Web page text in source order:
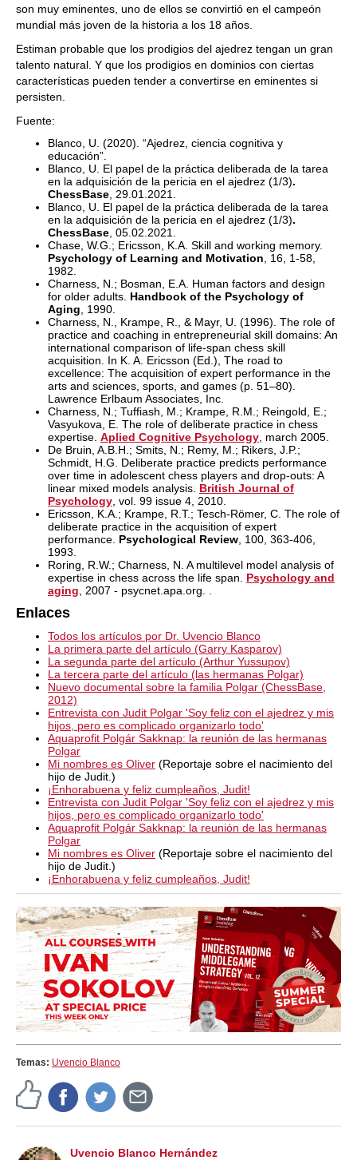
son muy eminentes, uno de ellos se convirtió en el campeón
mundial más joven de la historia a los 18 años.
Estiman probable que los prodigios del ajedrez tengan un gran
talento natural. Y que los prodigios en dominios con ciertas
características pueden tender a convertirse en eminentes si
persisten.
Fuente:
Blanco, U. (2020). “Ajedrez, ciencia cognitiva y
educación”.
Blanco, U. El papel de la práctica deliberada de la tarea
en la adquisición de la pericia en el ajedrez (1/3).
ChessBase , 29.01.2021.
Blanco, U. El papel de la práctica deliberada de la tarea
en la adquisición de la pericia en el ajedrez (1/3).
ChessBase , 05.02.2021.
Chase, W.G.; Ericsson, K.A. Skill and working memory.
Psychology of Learning and Motivation , 16, 1-58,
1982.
Charness, N.; Bosman, E.A. Human factors and design
for older adults. Handbook of the Psychology of
Aging , 1990.
Charness, N., Krampe, R., & Mayr, U. (1996). The role of
practice and coaching in entrepreneurial skill domains: An
international comparison of life-span chess skill
acquisition. In K. A. Ericsson (Ed.), The road to
excellence: The acquisition of expert performance in the
arts and sciences, sports, and games (p. 51–80).
Lawrence Erlbaum Associates, Inc.
Charness, N.; Tuffiash, M.; Krampe, R.M.; Reingold, E.;
Vasyukova, E. The role of deliberate practice in chess
expertise. Aplied Cognitive Psychology , march 2005.
De Bruin, A.B.H.; Smits, N.; Remy, M.; Rikers, J.P.;
Schmidt, H.G. Deliberate practice predicts performance
over time in adolescent chess players and drop‐outs: A
linear mixed models analysis. British Journal of
Psychology , vol. 99 issue 4, 2010.
Ericsson, K.A.; Krampe, R.T.; Tesch-Römer, C. The role of
deliberate practice in the acquisition of expert
performance. Psychological Review , 100, 363-406,
1993.
Roring, R.W.; Charness, N. A multilevel model analysis of
expertise in chess across the life span. Psychology and
aging , 2007 - psycnet.apa.org. .
Enlaces
Todos los artículos por Dr. Uvencio Blanco
La primera parte del artículo (Garry Kasparov)
La segunda parte del artículo (Arthur Yussupov)
La tercera parte del artículo (las hermanas Polgar)
Nuevo documental sobre la familia Polgar (ChessBase,
2012)
Entrevista con Judit Polgar 'Soy feliz con el ajedrez y mis
hijos, pero es complicado organizarlo todo'
Aquaprofit Polgár Sakknap: la reunión de las hermanas
Polgar
Mi nombres es Oliver (Reportaje sobre el nacimiento del
hijo de Judit.)
¡Enhorabuena y feliz cumpleaños, Judit!
Entrevista con Judit Polgar 'Soy feliz con el ajedrez y mis
hijos, pero es complicado organizarlo todo'
Aquaprofit Polgár Sakknap: la reunión de las hermanas
Polgar
Mi nombres es Oliver (Reportaje sobre el nacimiento del
hijo de Judit.)
¡Enhorabuena y feliz cumpleaños, Judit!
Temas: Uvencio Blanco
Uvencio Blanco Hernández